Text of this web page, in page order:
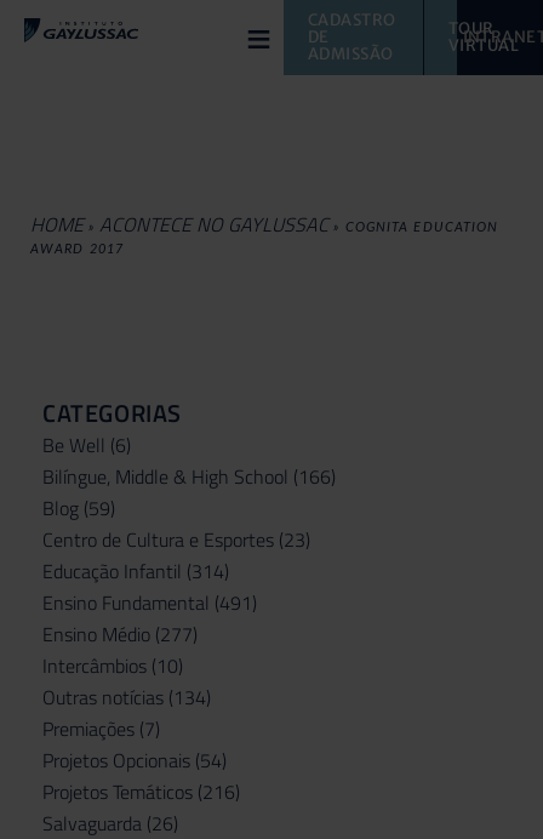
≡
CADASTRO
DE
ADMISSÃO
TOUR
VIRTUAL
HOME » ACONTECE NO GAYLUSSAC » COGNITA EDUCATION
AWARD 2017
CATEGORIAS
Be Well (6)
Bilíngue, Middle & High School (166)
Blog (59)
Centro de Cultura e Esportes (23)
Educação Infantil (314)
Ensino Fundamental (491)
Ensino Médio (277)
Intercâmbios (10)
Outras notícias (134)
Premiações (7)
Projetos Opcionais (54)
Projetos Temáticos (216)
Salvaguarda (26)